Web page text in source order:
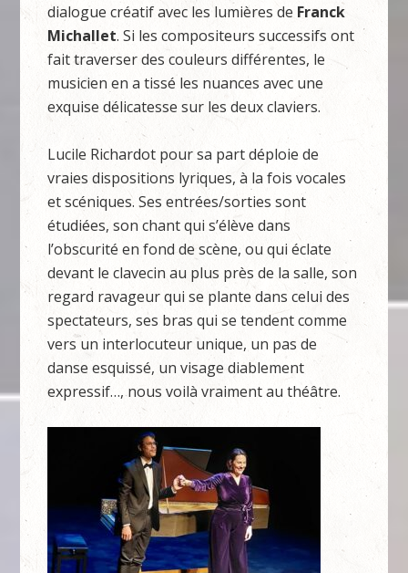
dialogue créatif avec les lumières de Franck
Michallet. Si les compositeurs successifs ont
fait traverser des couleurs différentes, le
musicien en a tissé les nuances avec une
exquise délicatesse sur les deux claviers.
Lucile Richardot pour sa part déploie de
vraies dispositions lyriques, à la fois vocales
et scéniques. Ses entrées/sorties sont
étudiées, son chant qui s’élève dans
l’obscurité en fond de scène, ou qui éclate
devant le clavecin au plus près de la salle, son
regard ravageur qui se plante dans celui des
spectateurs, ses bras qui se tendent comme
vers un interlocuteur unique, un pas de
danse esquissé, un visage diablement
expressif…, nous voilà vraiment au théâtre.